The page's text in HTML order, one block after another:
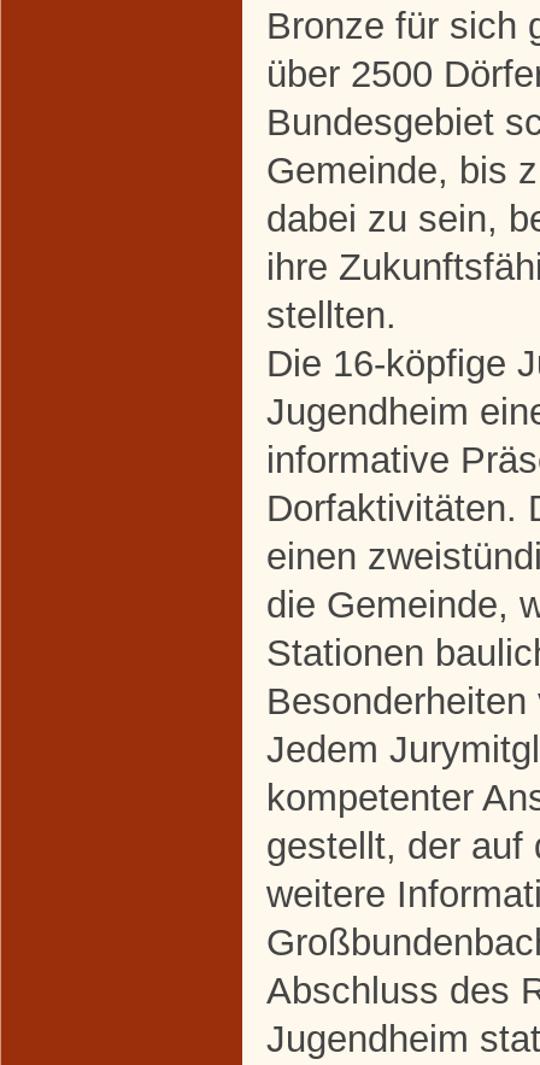
Bronze für sich
über 2500
Bundesgebiet
Gemeinde, bis
dabei zu sein,
ihre
stellten.
Die 16-köpfige
Jugendheim
informative
Dorfaktivitäten.
einen
die Gemeinde,
Stationen
Jedem
kompetenter
gestellt, der auf
weitere
Abschluss des
Jugendheim